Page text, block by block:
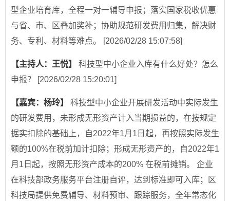
型企业培育库，全程一对一辅导申报；落实国家税收优惠
与省、市、区叠加奖补；协助规范研发费用归集，解决财
务、专利、材料等难点。
[2026/02/28 15:07:58]
【主持人：王悦】 科技型中小企业入库有什么好处？怎么
申报？
[2026/02/28 15:20:01]
【嘉宾：杨玲】 科技型中小企业开展研发活动中实际发生
的研发费用，未形成无形资产计入当期损益的，在按规定
据实扣除的基础上，自2022年1月1日起，再按照实际发生
额的100%在税前加计扣除；形成无形资产的，自2022年1
月1日起，按照无形资产成本的200% 在税前摊销。 企业
在科技部政务服务平台注册自评，达到标准即可入库；区
科技局提供免费辅导、材料预审、跟踪服务，全年常态化